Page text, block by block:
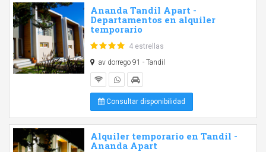
Ananda Tandil Apart -
Departamentos en alquiler
temporario
4 estrellas
av dorrego 91 - Tandil
Consultar disponibilidad
Alquiler temporario en Tandil -
Ananda Apart